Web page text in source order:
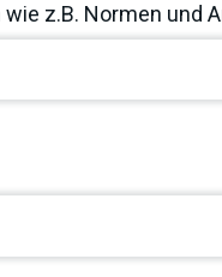
z.B. Normen und